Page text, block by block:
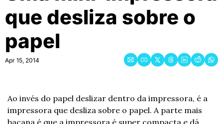
que desliza sobre o
papel
Apr 15, 2014
Ao invés do papel deslizar dentro da impressora, é a
impressora que desliza sobre o papel. A parte mais
bacana é que a impressora é super compacta e dá